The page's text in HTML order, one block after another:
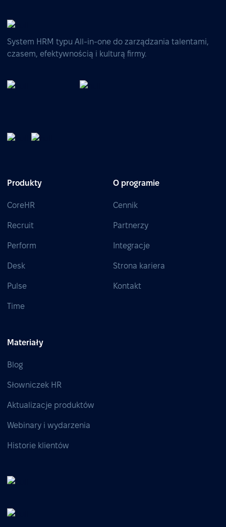
System HRM typu All-in-one do zarządzania talentami,
czasem, efektywnością i kulturą firmy.
Produkty
CoreHR
Recruit
Perform
Desk
Pulse
Time
O programie
Cennik
Partnerzy
Integracje
Strona kariera
Kontakt
Materiały
Blog
Słowniczek HR
Aktualizacje produktów
Webinary i wydarzenia
Historie klientów